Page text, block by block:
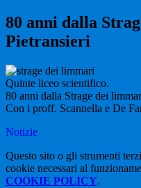
80 anni dalla
Pietransieri
Quinte liceo scientifico.
80 anni dalla Strage dei
Con i proff. Scannella e De
Notizie
Questo sito o gli strumenti
cookie necessari al
COOKIE POLICY.